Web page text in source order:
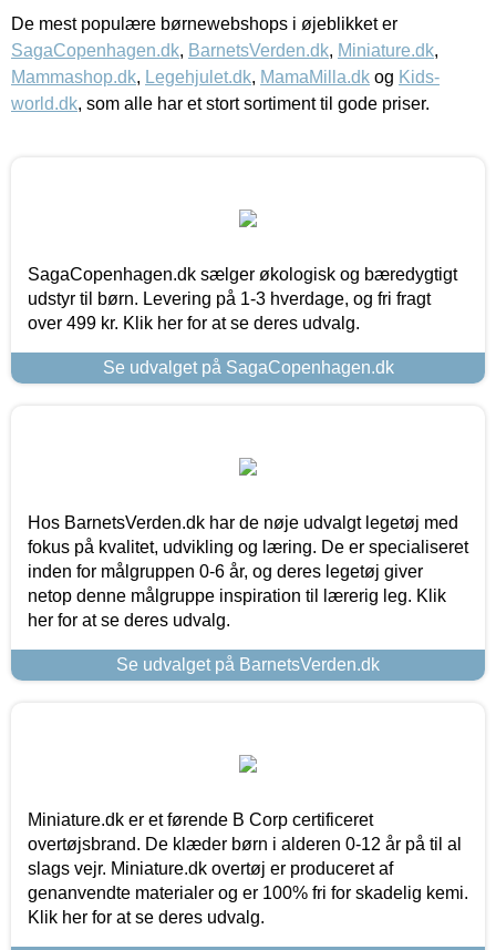
De mest populære børnewebshops i øjeblikket er
SagaCopenhagen.dk, BarnetsVerden.dk, Miniature.dk,
Mammashop.dk, Legehjulet.dk, MamaMilla.dk og Kids-
world.dk, som alle har et stort sortiment til gode priser.
SagaCopenhagen.dk sælger økologisk og bæredygtigt
udstyr til børn. Levering på 1-3 hverdage, og fri fragt
over 499 kr. Klik her for at se deres udvalg.
Se udvalget på SagaCopenhagen.dk
Hos BarnetsVerden.dk har de nøje udvalgt legetøj med
fokus på kvalitet, udvikling og læring. De er specialiseret
inden for målgruppen 0-6 år, og deres legetøj giver
netop denne målgruppe inspiration til lærerig leg. Klik
her for at se deres udvalg.
Se udvalget på BarnetsVerden.dk
Miniature.dk er et førende B Corp certificeret
overtøjsbrand. De klæder børn i alderen 0-12 år på til al
slags vejr. Miniature.dk overtøj er produceret af
genanvendte materialer og er 100% fri for skadelig kemi.
Klik her for at se deres udvalg.